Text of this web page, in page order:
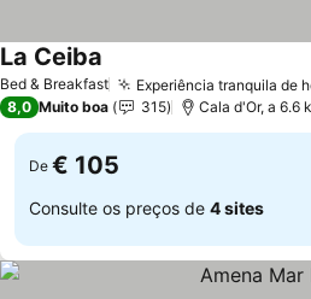
Bed & Breakfast Experiência tranquila de
La Ceiba
8,0 Muito boa 315 Cala d'Or, a 6.6
De € 105
Consulte os preços de 4 sites